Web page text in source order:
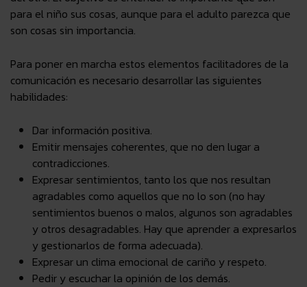
para el niño sus cosas, aunque para el adulto parezca que
son cosas sin importancia.
Para poner en marcha estos elementos facilitadores de la
comunicación es necesario desarrollar las siguientes
habilidades:
Dar información positiva.
Emitir mensajes coherentes, que no den lugar a
contradicciones.
Expresar sentimientos, tanto los que nos resultan
agradables como aquellos que no lo son (no hay
sentimientos buenos o malos, algunos son agradables
y otros desagradables. Hay que aprender a expresarlos
y gestionarlos de forma adecuada).
Expresar un clima emocional de cariño y respeto.
Pedir y escuchar la opinión de los demás.